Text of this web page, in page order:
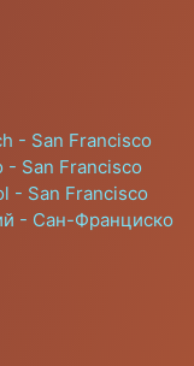
- San Francisco
- San Francisco
- San Francisco
- Сан-Франциско